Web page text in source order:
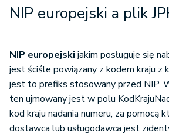
NIP europejski a plik
NIP europejski jakim posługuje się
jest ściśle powiązany z kodem kraju z
jest to prefiks stosowany przed NIP.
ten ujmowany jest w polu
kod kraju nadania numeru, za pomocą
dostawca lub usługodawca jest